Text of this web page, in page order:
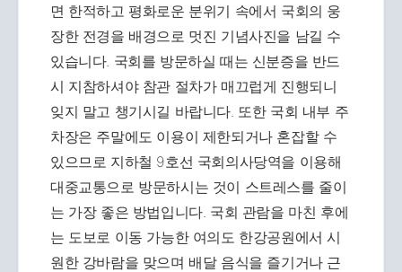
면 한적하고 평화로운 분위기 속에서 국회의 웅
장한 전경을 배경으로 멋진 기념사진을 남길 수
있습니다. 국회를 방문하실 때는 신분증을 반드
시 지참하셔야 참관 절차가 매끄럽게 진행되니
잊지 말고 챙기시길 바랍니다. 또한 국회 내부 주
차장은 주말에도 이용이 제한되거나 혼잡할 수
있으므로 지하철 9호선 국회의사당역을 이용해
대중교통으로 방문하시는 것이 스트레스를 줄이
는 가장 좋은 방법입니다. 국회 관람을 마친 후에
는 도보로 이동 가능한 여의도 한강공원에서 시
원한 강바람을 맞으며 배달 음식을 즐기거나 근